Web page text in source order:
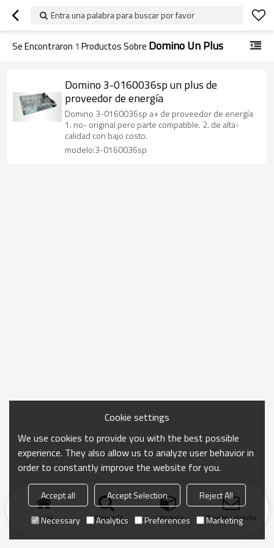
Entra una palabra para buscar por favor
Se Encontraron 1 Productos Sobre Domino Un Plus
Domino 3-0160036sp un plus de
proveedor de energía
Domino 3-0160036sp a+ de proveedor de energía
1. no- original pero parte compatible. 2. de alta-
calidad con bajo costo.
modelo:3-0160036sp
Inicio búsqueda categoría Enviar consulta
Cookie settings
We use cookies to provide you with the best possible
experience. They also allow us to analyze user behavior in
order to constantly improve the website for you.
Accept all Accept Selection
Reject All
Necessary
Analytics Preferences Marketing